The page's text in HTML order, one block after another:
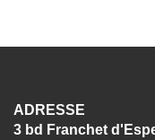
ADRESSE
3 bd Franchet